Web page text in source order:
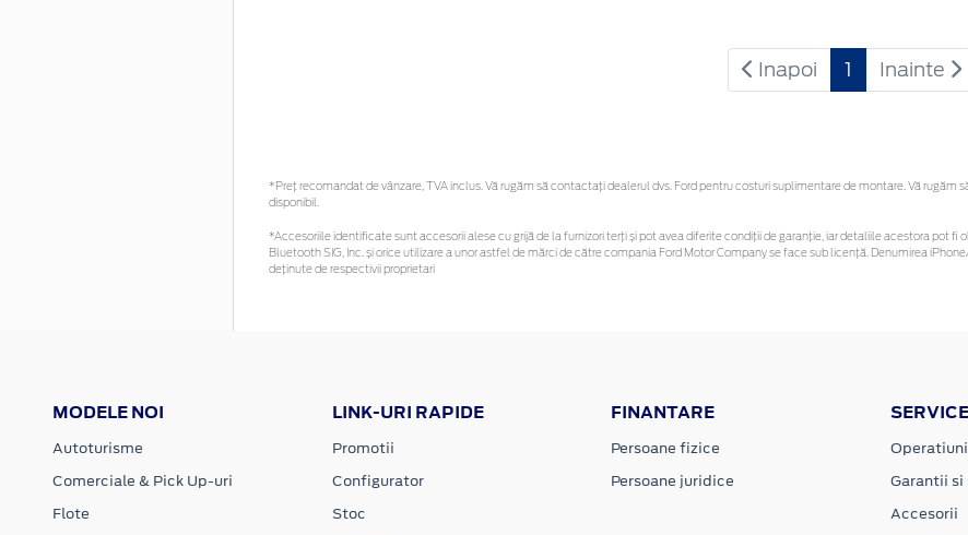
Inapoi 1 Inainte
*Preţ recomandat de vânzare, TVA inclus. Vă rugăm să contactaţi dealerul dvs. Ford pentru costuri suplimentare de montare. Vă
disponibil.
*Accesoriile identificate sunt accesorii alese cu grijă de la furnizori terți și pot avea diferite condiții de garanție, iar detaliile acestora pot
Bluetooth SIG, Inc. și orice utilizare a unor astfel de mărci de către compania Ford Motor Company se face sub licență. Denumirea
deținute de respectivii proprietari
MODELE NOI
Autoturisme
Comerciale & Pick Up-uri
Flote
LINK-URI RAPIDE
Promotii
Configurator
Stoc
FINANTARE
Persoane fizice
Persoane juridice
SERVICE
Garantii si
Accesorii